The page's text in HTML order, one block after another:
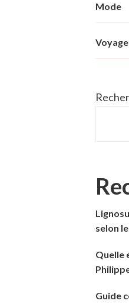
Mode
Voyage
selon
Quelle
Guide